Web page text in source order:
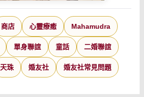
商店 心靈療癒 Mahamudra
單身聯誼 童話 二婚聯誼
天珠 婚友社 婚友社常見問題